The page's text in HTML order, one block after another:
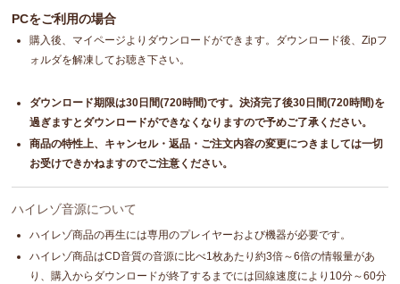
PCをご利用の場合
購入後、マイページよりダウンロードができます。ダウンロード後、Zipフ
ォルダを解凍してお聴き下さい。
ダウンロード期限は30日間(720時間)です。決済完了後30日間(720時間)を
過ぎますとダウンロードができなくなりますので予めご了承ください。
商品の特性上、キャンセル・返品・ご注文内容の変更につきましては一切
お受けできかねますのでご注意ください。
ハイレゾ音源について
ハイレゾ商品の再生には専用のプレイヤーおよび機器が必要です。
ハイレゾ商品はCD音質の音源に比べ1枚あたり約3倍～6倍の情報量があ
り、購入からダウンロードが終了するまでには回線速度により10分～60分